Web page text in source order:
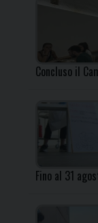
Concluso il
Fino al 31